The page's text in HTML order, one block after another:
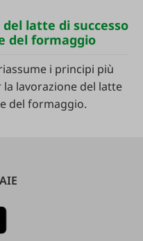
latte di successo
del formaggio
i principi più
lavorazione del latte
del formaggio.